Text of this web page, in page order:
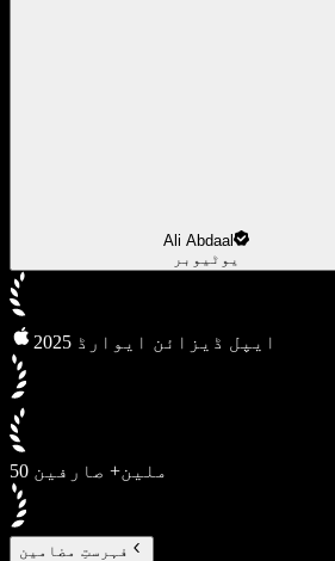
Ali Abdaal
یوٹیوبر
2025 ایپل ڈیزائن ایوارڈ
50 ملین+ صارفین
فہرستِ مضامین